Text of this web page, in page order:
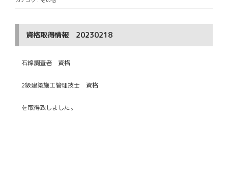
資格取得情報 20230218
石綿調査者 資格
2級建築施工管理技士 資格
を取得致しました。